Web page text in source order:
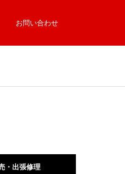
お問い合わせ
・出張修理